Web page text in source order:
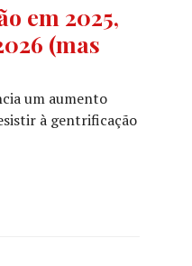
em 2025,
(mas
um aumento
à gentrificação
Sem edição em 2025,